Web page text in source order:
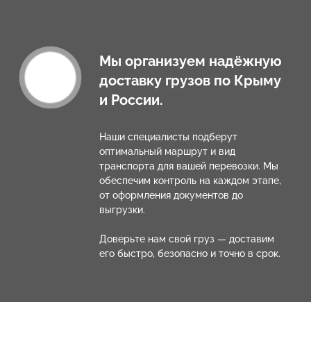
Мы организуем надёжную
доставку грузов по Крыму
и России.
Наши специалисты подберут
оптимальный маршрут и вид
транспорта для вашей перевозки. Мы
обеспечим контроль на каждом этапе,
от оформления документов до
выгрузки.
Доверьте нам свой груз — доставим
его быстро, безопасно и точно в срок.